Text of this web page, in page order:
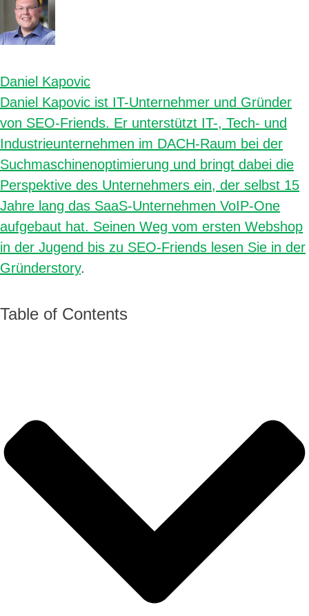
Daniel Kapovic
Daniel Kapovic ist IT-Unternehmer und Gründer
von SEO-Friends. Er unterstützt IT-, Tech- und
Industrieunternehmen im DACH-Raum bei der
Suchmaschinenoptimierung und bringt dabei die
Perspektive des Unternehmers ein, der selbst 15
Jahre lang das SaaS-Unternehmen VoIP-One
aufgebaut hat. Seinen Weg vom ersten Webshop
in der Jugend bis zu SEO-Friends lesen Sie in der
Gründerstory.
Table of Contents